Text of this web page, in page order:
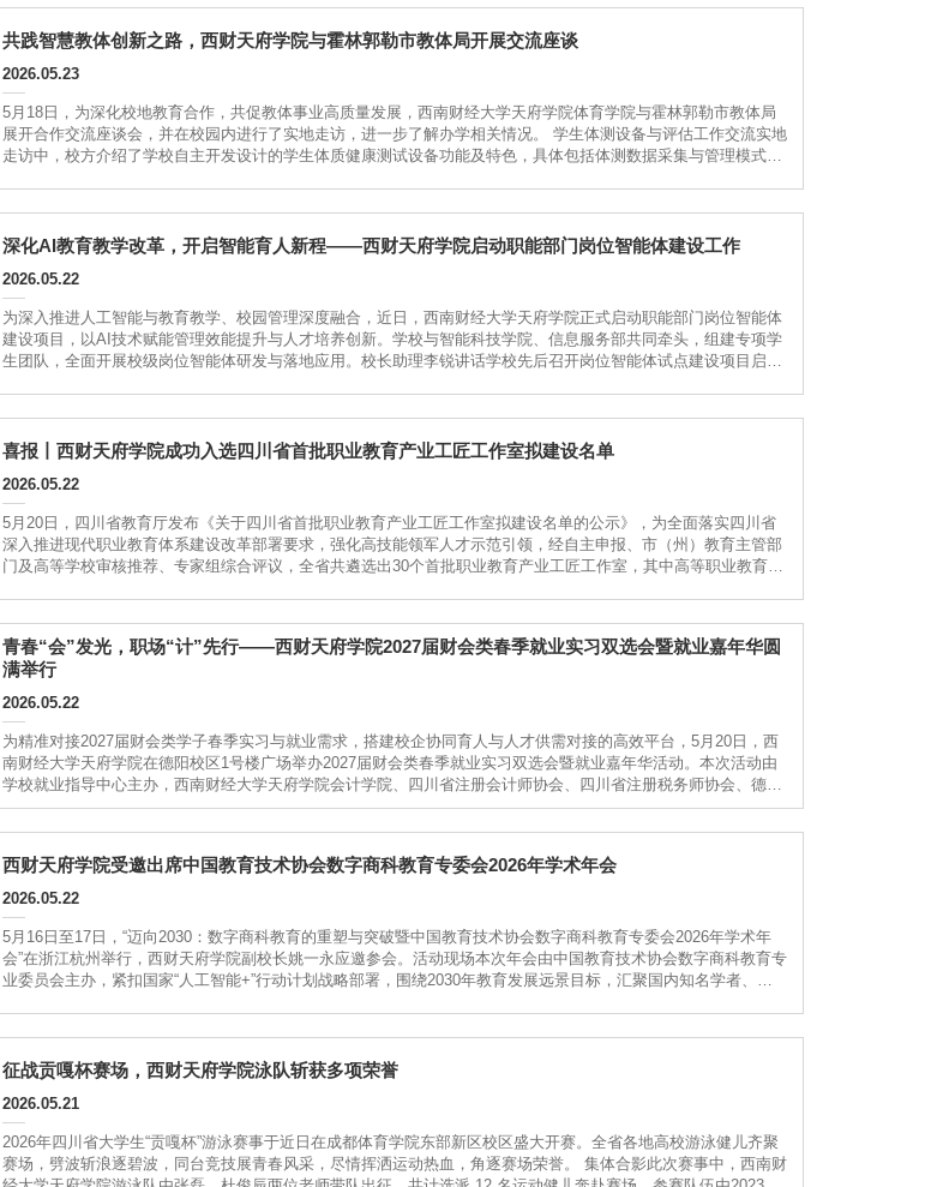
共践智慧教体创新之路，西财天府学院与霍林郭勒市教体局开展交流座谈
2026.05.23
5月18日，为深化校地教育合作，共促教体事业高质量发展，西南财经大学天府学院体育学院与霍林郭勒市教体局
展开合作交流座谈会，并在校园内进行了实地走访，进一步了解办学相关情况。 学生体测设备与评估工作交流实地
走访中，校方介绍了学校自主开发设计的学生体质健康测试设备功能及特色，具体包括体测数据采集与管理模式、
深化AI教育教学改革，开启智能育人新程——西财天府学院启动职能部门岗位智能体建设工作
2026.05.22
为深入推进人工智能与教育教学、校园管理深度融合，近日，西南财经大学天府学院正式启动职能部门岗位智能体
建设项目，以AI技术赋能管理效能提升与人才培养创新。学校与智能科技学院、信息服务部共同牵头，组建专项学
生团队，全面开展校级岗位智能体研发与落地应用。校长助理李锐讲话学校先后召开岗位智能体试点建设项目启动
喜报丨西财天府学院成功入选四川省首批职业教育产业工匠工作室拟建设名单
2026.05.22
5月20日，四川省教育厅发布《关于四川省首批职业教育产业工匠工作室拟建设名单的公示》，为全面落实四川省
深入推进现代职业教育体系建设改革部署要求，强化高技能领军人才示范引领，经自主申报、市（州）教育主管部
门及高等学校审核推荐、专家组综合评议，全省共遴选出30个首批职业教育产业工匠工作室，其中高等职业教育20
青春“会”发光，职场“计”先行——西财天府学院2027届财会类春季就业实习双选会暨就业嘉年华圆
满举行
2026.05.22
为精准对接2027届财会类学子春季实习与就业需求，搭建校企协同育人与人才供需对接的高效平台，5月20日，西
南财经大学天府学院在德阳校区1号楼广场举办2027届财会类春季就业实习双选会暨就业嘉年华活动。本次活动由
学校就业指导中心主办，西南财经大学天府学院会计学院、四川省注册会计师协会、四川省注册税务师协会、德阳
青年企业家协会、四川省高校毕业生就业促进会联合承办，本次活动线上线下参会企业共计150余家，提供岗位
西财天府学院受邀出席中国教育技术协会数字商科教育专委会2026年学术年会
2026.05.22
5月16日至17日，“迈向2030：数字商科教育的重塑与突破暨中国教育技术协会数字商科教育专委会2026年学术年
会”在浙江杭州举行，西财天府学院副校长姚一永应邀参会。活动现场本次年会由中国教育技术协会数字商科教育专
业委员会主办，紧扣国家“人工智能+”行动计划战略部署，围绕2030年教育发展远景目标，汇聚国内知名学者、教
征战贡嘎杯赛场，西财天府学院泳队斩获多项荣誉
2026.05.21
2026年四川省大学生“贡嘎杯”游泳赛事于近日在成都体育学院东部新区校区盛大开赛。全省各地高校游泳健儿齐聚
赛场，劈波斩浪逐碧波，同台竞技展青春风采，尽情挥洒运动热血，角逐赛场荣誉。 集体合影此次赛事中，西南财